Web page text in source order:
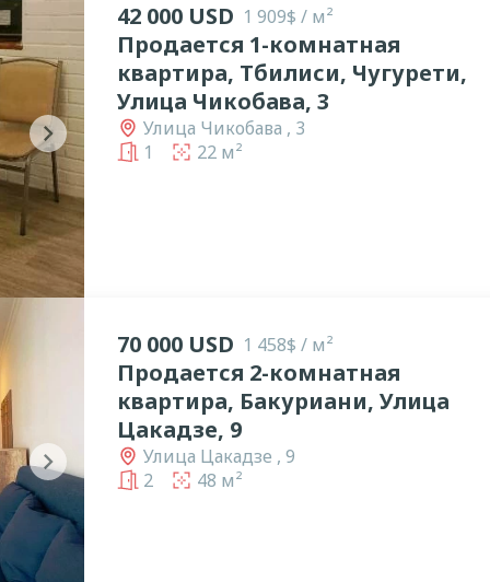
chevron_right
42 000 USD 1 909$ / м²
Продается 1-комнатная
квартира, Тбилиси, Чугурети,
Улица Чикобава, 3
Улица Чикобава , 3
1
22 м²
chevron_right
70 000 USD 1 458$ / м²
Продается 2-комнатная
квартира, Бакуриани, Улица
Цакадзе, 9
Улица Цакадзе , 9
2
48 м²